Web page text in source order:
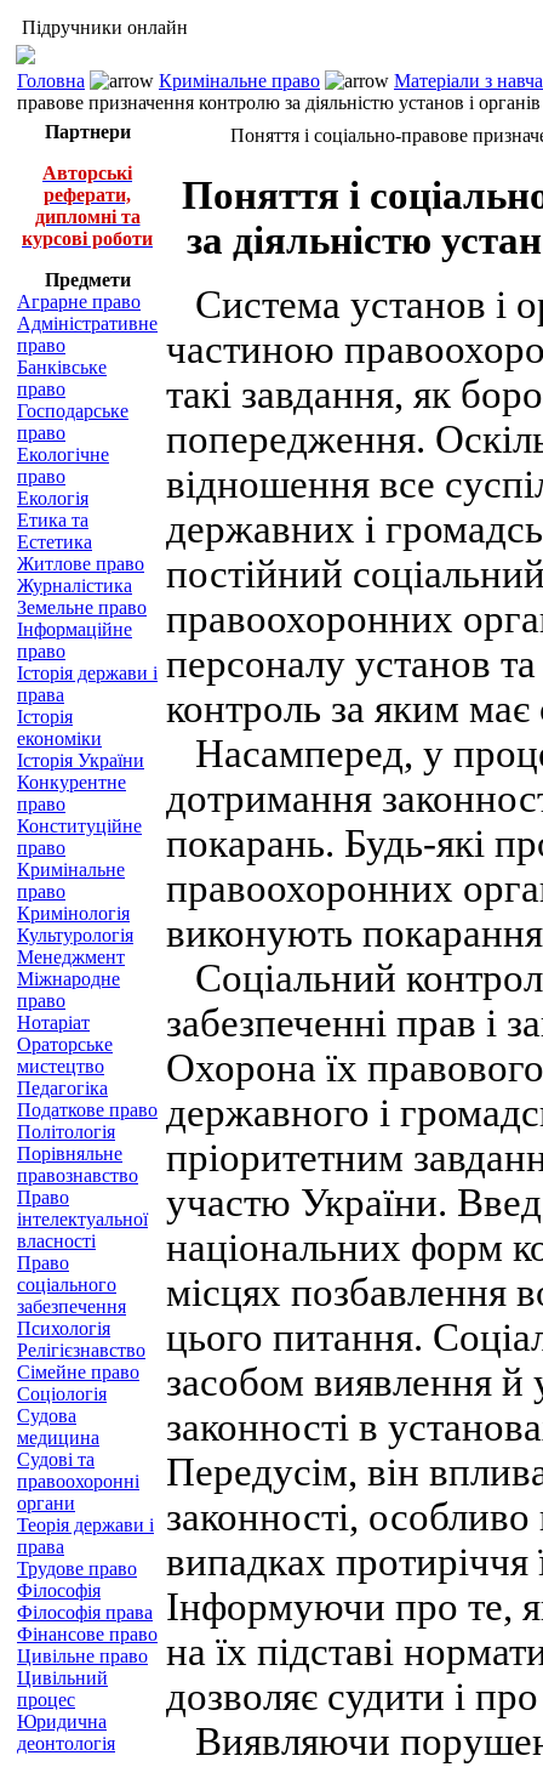
Підручники онлайн
Головна Кримінальне право
Матеріали з
правове призначення контролю за діяльністю установ і
Партнери
Авторські
реферати,
дипломні та
курсові роботи
Предмети
Аграрне право
Адміністративне
право
Банківське
право
Господарське
право
Екологічне
право
Екологія
Етика та
Естетика
Житлове право
Журналістика
Земельне право
Інформаційне
право
Історія держави і
права
Історія
економіки
Історія України
Конкурентне
право
Конституційне
право
Кримінальне
право
Кримінологія
Культурологія
Менеджмент
Міжнародне
право
Нотаріат
Ораторське
мистецтво
Педагогіка
Податкове право
Політологія
Порівняльне
правознавство
Право
інтелектуальної
власності
Право
соціального
забезпечення
Психологія
Релігієзнавство
Сімейне право
Соціологія
Судова
медицина
Судові та
правоохоронні
органи
Теорія держави і
права
Трудове право
Філософія
Філософія права
Фінансове право
Цивільне право
Цивільний
процес
Юридична
деонтологія
Поняття і соціально-правове
Поняття і
за діяльністю
Система установ і
частиною
такі завдання, як
попередження.
відношення все
державних і
постійний
правоохоронних
персоналу установ
контроль за яким має
Насамперед, у
дотримання
покарань. Будь-які
правоохоронних
виконують
Соціальний
забезпеченні прав і
Охорона їх
державного і
пріоритетним
участю України.
національних форм
місцях позбавлення
цього питання.
засобом виявлення
законності в
Передусім, він
законності,
випадках протиріччя
Інформуючи про те,
на їх підставі
дозволяє судити і
Виявляючи